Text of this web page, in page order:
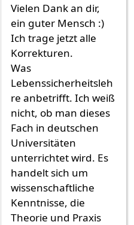
Vielen Dank an dir,
ein guter Mensch :)
Ich trage jetzt alle
Korrekturen.
Was
Lebenssicherheitsleh
re anbetrifft. Ich weiß
nicht, ob man dieses
Fach in deutschen
Universitäten
unterrichtet wird. Es
handelt sich um
wissenschaftliche
Kenntnisse, die
Theorie und Praxis